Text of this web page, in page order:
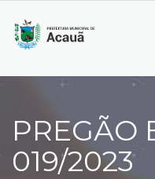
PREGÃO
019/2023